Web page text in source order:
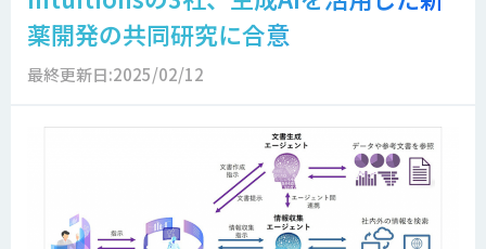
薬開発の共同研究に合意
最終更新日:2025/02/12